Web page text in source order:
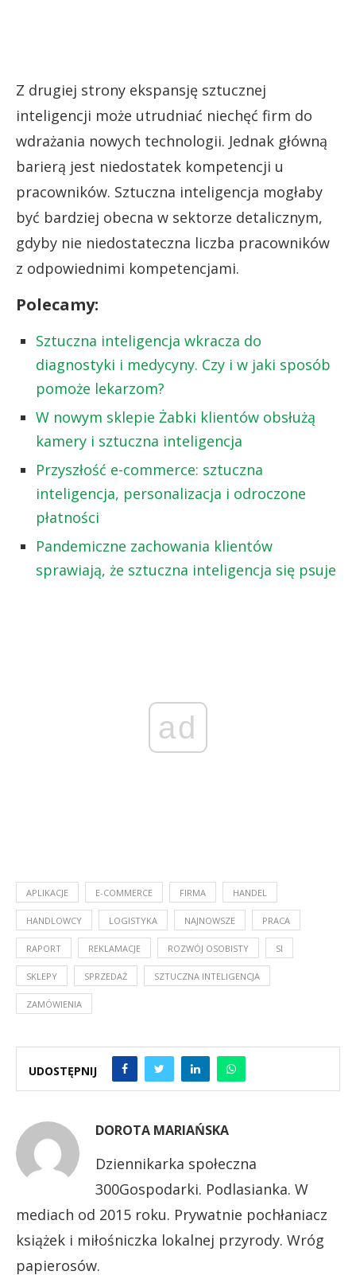
Z drugiej strony ekspansję sztucznej
inteligencji może utrudniać niechęć firm do
wdrażania nowych technologii. Jednak główną
barierą jest niedostatek kompetencji u
pracowników. Sztuczna inteligencja mogłaby
być bardziej obecna w sektorze detalicznym,
gdyby nie niedostateczna liczba pracowników
z odpowiednimi kompetencjami.
Polecamy:
Sztuczna inteligencja wkracza do
diagnostyki i medycyny. Czy i w jaki sposób
pomoże lekarzom?
W nowym sklepie Żabki klientów obsłużą
kamery i sztuczna inteligencja
Przyszłość e-commerce: sztuczna
inteligencja, personalizacja i odroczone
płatności
Pandemiczne zachowania klientów
sprawiają, że sztuczna inteligencja się psuje
ad
APLIKACJE E-COMMERCE FIRMA HANDEL
HANDLOWCY LOGISTYKA NAJNOWSZE PRACA
RAPORT REKLAMACJE ROZWÓJ OSOBISTY SI
SKLEPY SPRZEDAŻ SZTUCZNA INTELIGENCJA
ZAMÓWIENIA
UDOSTĘPNIJ
DOROTA MARIAŃSKA
Dziennikarka społeczna
300Gospodarki. Podlasianka. W
mediach od 2015 roku. Prywatnie pochłaniacz
książek i miłośniczka lokalnej przyrody. Wróg
papierosów.